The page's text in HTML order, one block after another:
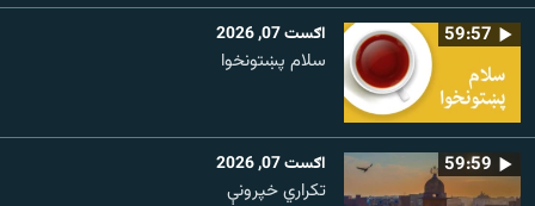
59:57 اګست 07, 2026
سلام پښتونخوا
59:59 اګست 07, 2026
تکراري خپرونې